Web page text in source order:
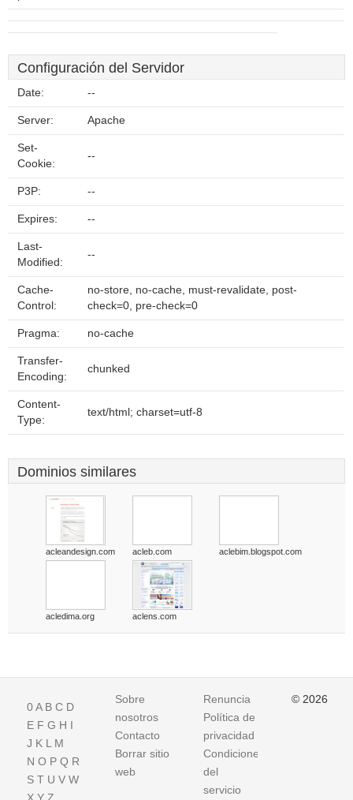
Configuración del Servidor
Date: --
Server: Apache
Set-
Cookie:
--
P3P: --
Expires: --
Last-
Modified:
--
Cache-
Control:
no-store, no-cache, must-revalidate, post-
check=0, pre-check=0
Pragma: no-cache
Transfer-
Encoding:
chunked
Content-
Type:
text/html; charset=utf-8
Dominios similares
acleandesign.com acleb.com aclebim.blogspot.com
acledima.org aclens.com
0A B C D
E F G H I
J K L M
N O P Q R
S T U V W
Sobre
nosotros
Contacto
Borrar sitio
web
Renuncia
Política de
privacidad
Condiciones
del
servicio
© 2026